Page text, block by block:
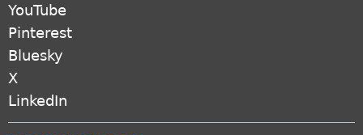
YouTube
Pinterest
Bluesky
X
LinkedIn